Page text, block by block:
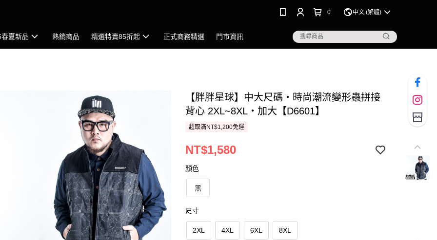
0 中文 (繁體)
夏新品 熱銷商品 精選特賣85折起 正式商務精選 門市資訊
【胖胖星球】中大尺碼‧時尚潮流變形蟲拼接
背心 2XL~8XL‧加大【D6601】
超取滿NT$1,200免運
NT$1,580
顏色
黑
尺寸
2XL 4XL 6XL 8XL